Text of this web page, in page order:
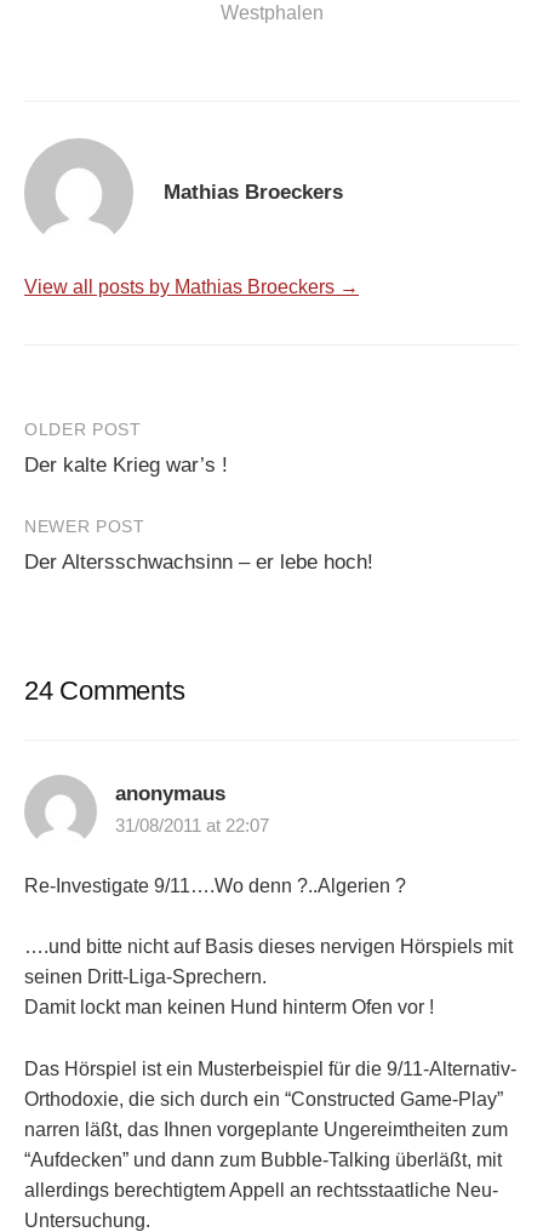
Westphalen
Mathias Broeckers
View all posts by Mathias Broeckers →
Post
navigation
OLDER POST
Der kalte Krieg war’s !
NEWER POST
Der Altersschwachsinn – er lebe hoch!
24 Comments
anonymaus
31/08/2011 at 22:07
Re-Investigate 9/11….Wo denn ?..Algerien ?
….und bitte nicht auf Basis dieses nervigen Hörspiels mit
seinen Dritt-Liga-Sprechern.
Damit lockt man keinen Hund hinterm Ofen vor !
Das Hörspiel ist ein Musterbeispiel für die 9/11-Alternativ-
Orthodoxie, die sich durch ein “Constructed Game-Play”
narren läßt, das Ihnen vorgeplante Ungereimtheiten zum
“Aufdecken” und dann zum Bubble-Talking überläßt, mit
allerdings berechtigtem Appell an rechtsstaatliche Neu-
Untersuchung.